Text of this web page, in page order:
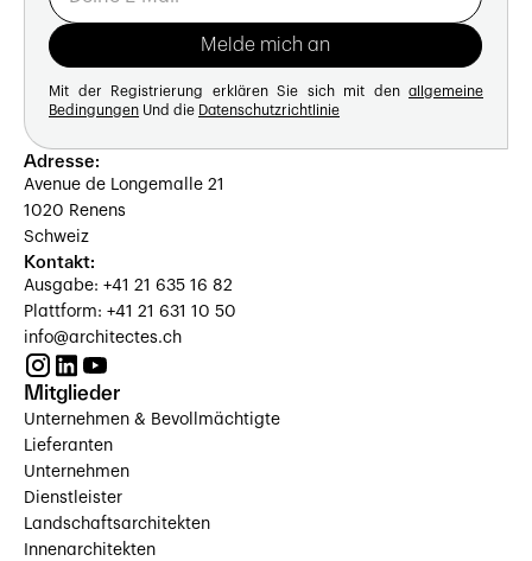
Mit der Registrierung erklären Sie sich mit den allgemeine
Bedingungen Und die Datenschutzrichtlinie
Adresse:
Avenue de Longemalle 21
1020 Renens
Schweiz
Kontakt:
Ausgabe: +41 21 635 16 82
Plattform: +41 21 631 10 50
info@architectes.ch
Mitglieder
Unternehmen & Bevollmächtigte
Lieferanten
Unternehmen
Dienstleister
Landschaftsarchitekten
Innenarchitekten